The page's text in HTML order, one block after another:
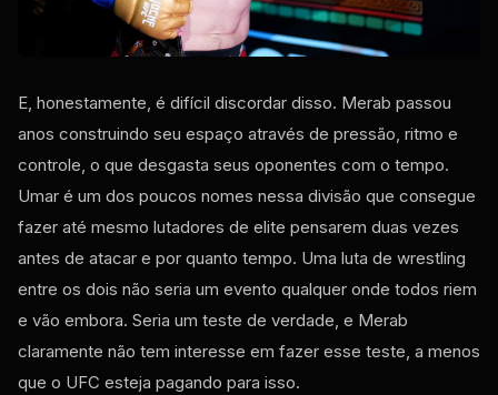
E, honestamente, é difícil discordar disso. Merab passou
anos construindo seu espaço através de pressão, ritmo e
controle, o que desgasta seus oponentes com o tempo.
Umar é um dos poucos nomes nessa divisão que consegue
fazer até mesmo lutadores de elite pensarem duas vezes
antes de atacar e por quanto tempo. Uma luta de wrestling
entre os dois não seria um evento qualquer onde todos riem
e vão embora. Seria um teste de verdade, e Merab
claramente não tem interesse em fazer esse teste, a menos
que o UFC esteja pagando para isso.